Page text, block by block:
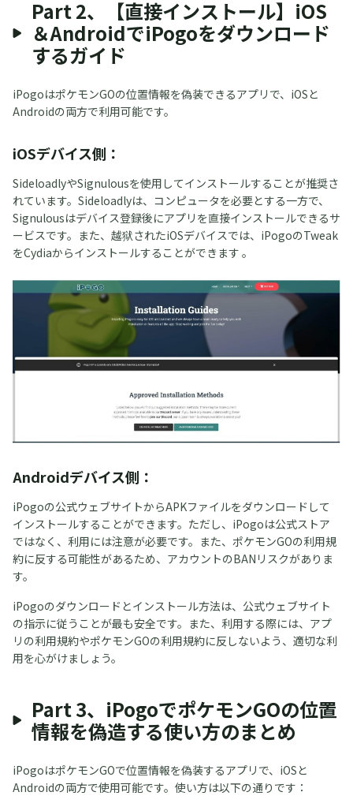
Part 2、【直接インストール】iOS
＆AndroidでiPogoをダウンロード
するガイド
iPogoはポケモンGOの位置情報を偽装できるアプリで、iOSと
Androidの両方で利用可能です。
iOSデバイス側：
SideloadlyやSignulousを使用してインストールすることが推奨さ
れています。Sideloadlyは、コンピュータを必要とする一方で、
Signulousはデバイス登録後にアプリを直接インストールできるサ
ービスです。また、越狱されたiOSデバイスでは、iPogoのTweak
をCydiaからインストールすることができます 。
Androidデバイス側：
iPogoの公式ウェブサイトからAPKファイルをダウンロードして
インストールすることができます。ただし、iPogoは公式ストア
ではなく、利用には注意が必要です。また、ポケモンGOの利用規
約に反する可能性があるため、アカウントのBANリスクがありま
す。
iPogoのダウンロードとインストール方法は、公式ウェブサイト
の指示に従うことが最も安全です。また、利用する際には、アプ
リの利用規約やポケモンGOの利用規約に反しないよう、適切な利
用を心がけましょう。
Part 3、iPogoでポケモンGOの位置
情報を偽造する使い方のまとめ
iPogoはポケモンGOで位置情報を偽装するアプリで、iOSと
Androidの両方で使用可能です。使い方は以下の通りです：